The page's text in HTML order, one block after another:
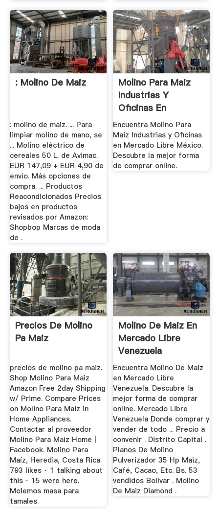
: Molino De Maiz
: molino de maiz. ... Para
limpiar molino de mano, se
... Molino eléctrico de
cereales 50 L. de Avimac.
EUR 147,09 + EUR 4,90 de
envío. Más opciones de
compra. ... Productos
Reacondicionados Precios
bajos en productos
revisados por Amazon:
Shopbop Marcas de moda
de .
Molino Para Maiz
Industrias Y
Oficinas En
Mercado Libre ...
Encuentra Molino Para
Maiz Industrias y Oficinas
en Mercado Libre México.
Descubre la mejor forma
de comprar online.
Precios De Molino
Pa Maiz
precios de molino pa maiz.
Shop Molino Para Maiz
Amazon Free 2day Shipping
w/ Prime. Compare Prices
on Molino Para Maiz in
Home Appliances.
Contactar al proveedor
Molino Para Maíz Home |
Facebook. Molino Para
Maíz, Heredia, Costa Rica.
793 likes · 1 talking about
this · 15 were here.
Molemos masa para
tamales.
Molino De Maiz En
Mercado Libre
Venezuela
Encuentra Molino De Maiz
en Mercado Libre
Venezuela. Descubre la
mejor forma de comprar
online. Mercado Libre
Venezuela Donde comprar y
vender de todo ... Precio a
convenir . Distrito Capital .
Planos De Molino
Pulverizador 35 Hp Maiz,
Café, Cacao, Etc. Bs. 53
vendidos Bolívar . Molino
De Maiz Diamond .